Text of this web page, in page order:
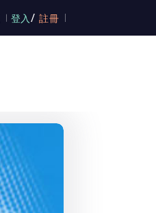
登入 / 註冊